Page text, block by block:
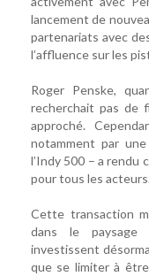
lancement de
partenariats avec
l’affluence sur les
Roger Penske,
recherchait pas de
approché.
notamment par
l’Indy 500 – a
pour tous les
Cette transaction
dans le paysage
investissent
que se limiter à